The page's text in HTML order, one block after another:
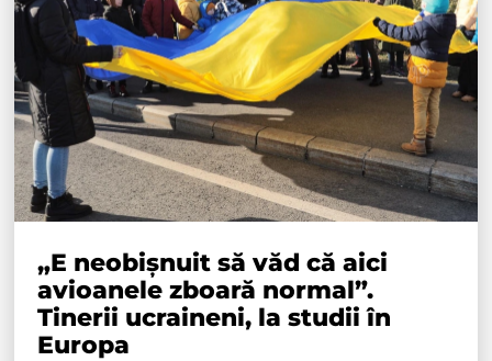
„E neobișnuit să văd că aici
avioanele zboară normal”.
Tinerii ucraineni, la studii în
Europa